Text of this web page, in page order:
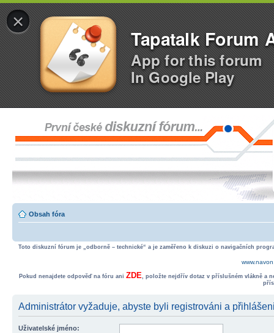
×
Tapatalk Forum
App for this forum
In Google Play
Obsah fóra
Toto diskuzní fórum je „odborně – technické“ a je zaměřeno k diskuzi o navigačních
Pokud nenajdete odpověď na fóru ani ZDE, položte nejdřív dotaz v příslušném vlákně a
Administrátor vyžaduje, abyste byli registrováni a
Uživatelské jméno: